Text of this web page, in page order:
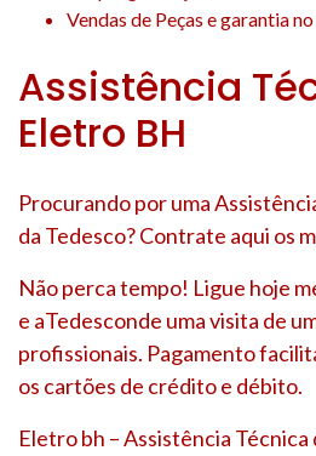
Vendas de Peças e garantia
Assistência
Eletro BH
Procurando por uma
da Tedesco? Contrate aqui os
Não perca tempo! Ligue hoje
e aTedesconde uma visita de
profissionais. Pagamento
os cartões de crédito e débito.
Eletro bh – Assistência